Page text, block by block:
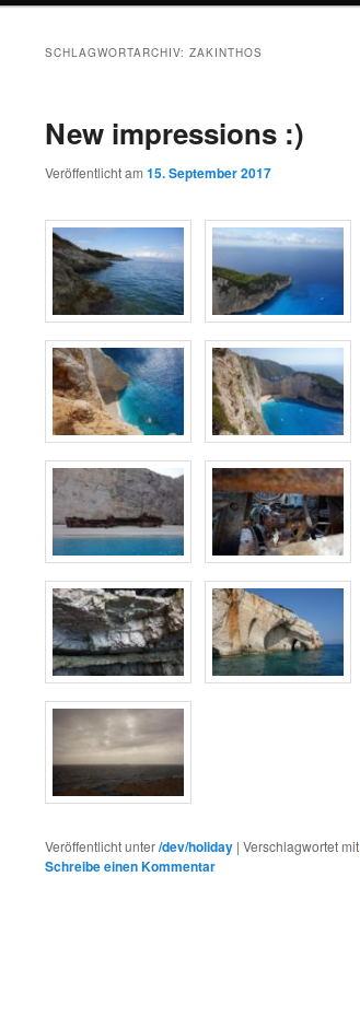
SCHLAGWORTARCHIV: ZAKINTHOS
New impressions :)
Veröffentlicht am 15. September 2017
Veröffentlicht unter/dev/holiday | Verschlagwortet mit
Schreibe einen Kommentar